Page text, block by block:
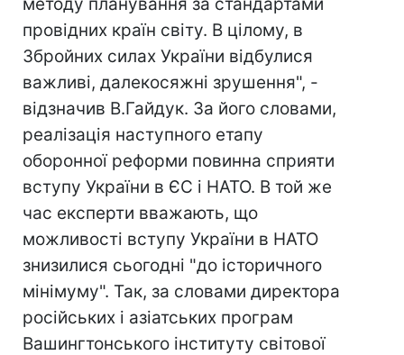
провідних країн світу. В цілому, в
Збройних cилах України відбулися
важливі, далекосяжні зрушення", -
відзначив В.Гайдук. За його словами,
реалізація наступного етапу
оборонної реформи повинна сприяти
вступу України в ЄС і НАТО. В той же
час експерти вважають, що
можливості вступу України в НАТО
знизилися сьогодні "до історичного
мінімуму". Так, за словами директора
російських і азіатських програм
Вашингтонського інституту світової